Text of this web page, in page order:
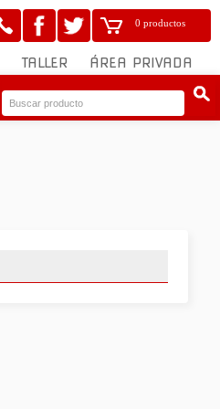
0 productos
TALLER ÁREA PRIVADA